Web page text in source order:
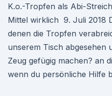
K.o.-Tropfen als Abi-
Mittel wirklich 9. Juli 2018
denen die Tropfen
unserem Tisch abgesehen
Zeug gefügig machen? an
wenn du persönliche Hilfe